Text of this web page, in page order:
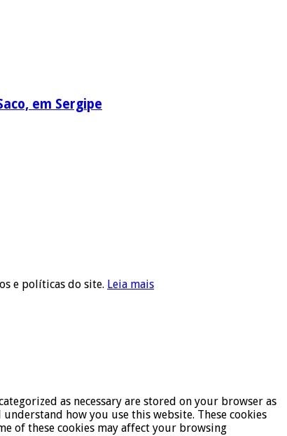
em Sergipe
e políticas do site. Leia mais
as necessary are stored on your browser as
how you use this website. These cookies
of these cookies may affect your browsing